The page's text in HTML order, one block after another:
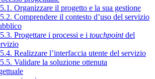
Organizzare il progetto e la sua gestione
Comprendere il contesto d’uso del servizio
Progettare i processi e i touchpointdel
Realizzare l’interfaccia utente del servizio
Validare la soluzione ottenuta